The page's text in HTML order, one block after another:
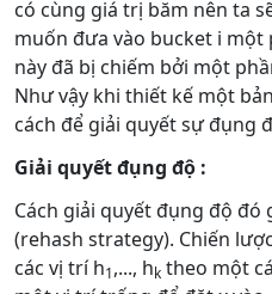
có cùng giá trị băm nên ta
muốn đưa vào bucket i
này đã bị chiếm bởi một
Như vậy khi thiết kế một
cách để giải quyết sự đụng
Giải quyết đụng độ :
Cách giải quyết đụng độ đó
(rehash strategy). Chiến
các vị trí h1,..., hk theo một